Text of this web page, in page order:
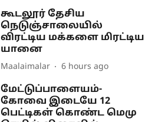
கூடலூர் தேசிய
நெடுஞ்சாலையில்
விரட்டிய மக்களை மிரட்டிய
யானை
Maalaimalar 6 hours ago
மேட்டுப்பாளையம்-
கோவை இடையே 12
பெட்டிகள் கொண்ட மெமு